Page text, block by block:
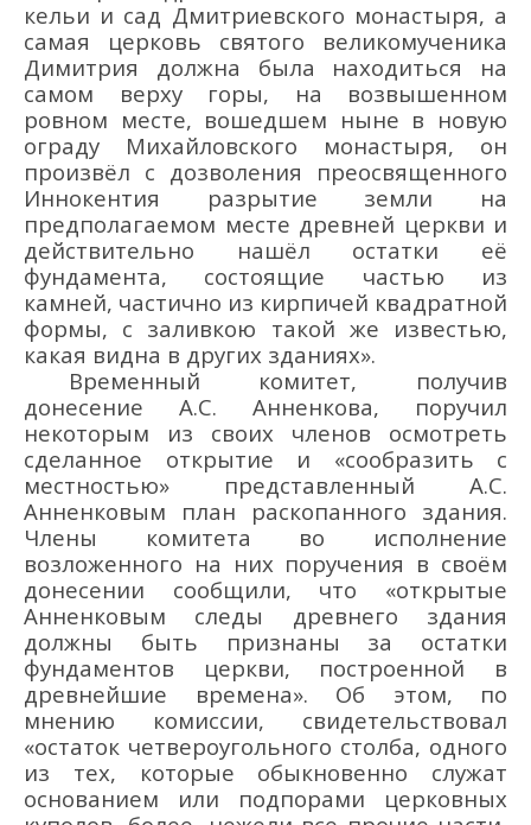
кельи и сад Дмитриевского монастыря, а
самая церковь святого великомученика
Димитрия должна была находиться на
самом верху горы, на возвышенном
ровном месте, вошедшем ныне в новую
ограду Михайловского монастыря, он
произвёл с дозволения преосвященного
Иннокентия разрытие земли на
предполагаемом месте древней церкви и
действительно нашёл остатки её
фундамента, состоящие частью из
камней, частично из кирпичей квадратной
формы, с заливкою такой же известью,
какая видна в других зданиях».
Временный комитет, получив
донесение А.С. Анненкова, поручил
некоторым из своих членов осмотреть
сделанное открытие и «сообразить с
местностью» представленный А.С.
Анненковым план раскопанного здания.
Члены комитета во исполнение
возложенного на них поручения в своём
донесении сообщили, что «открытые
Анненковым следы древнего здания
должны быть признаны за остатки
фундаментов церкви, построенной в
древнейшие времена». Об этом, по
мнению комиссии, свидетельствовал
«остаток четвероугольного столба, одного
из тех, которые обыкновенно служат
основанием или подпорами церковных